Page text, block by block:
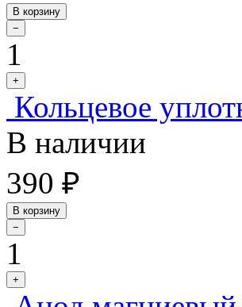
В корзину
−
1
+
Кольцевое
В наличии
390 ₽
В корзину
−
1
+